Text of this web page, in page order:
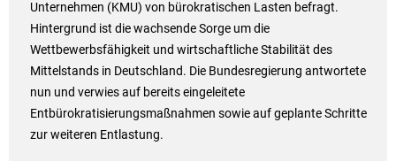
Unternehmen (KMU) von bürokratischen Lasten befragt.
Hintergrund ist die wachsende Sorge um die
Wettbewerbsfähigkeit und wirtschaftliche Stabilität des
Mittelstands in Deutschland. Die Bundesregierung antwortete
nun und verwies auf bereits eingeleitete
Entbürokratisierungsmaßnahmen sowie auf geplante Schritte
zur weiteren Entlastung.